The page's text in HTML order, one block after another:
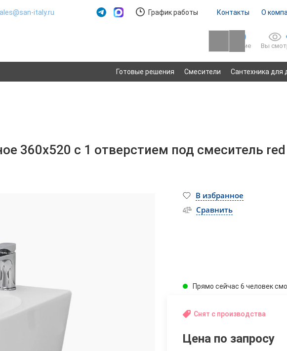
italy.ru График работы Контакты О
Сравнение Вы
Готовые решения Смесители Сантехника для
360х520 с 1 отверстием под смеситель
В избранное
Сравнить
Прямо сейчас 6 человек
Снят с производства
Цена по запросу